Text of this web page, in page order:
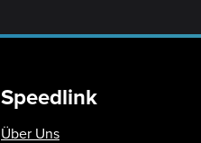
Speedlink
Über Uns